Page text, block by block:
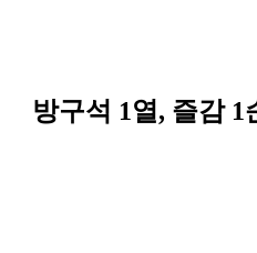
방구석 1열, 즐감 1